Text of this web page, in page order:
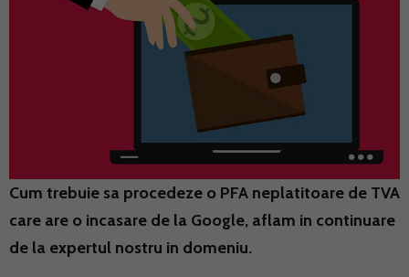
Cum trebuie sa procedeze o PFA neplatitoare de TVA
care are o incasare de la Google, aflam in continuare
de la expertul nostru in domeniu.